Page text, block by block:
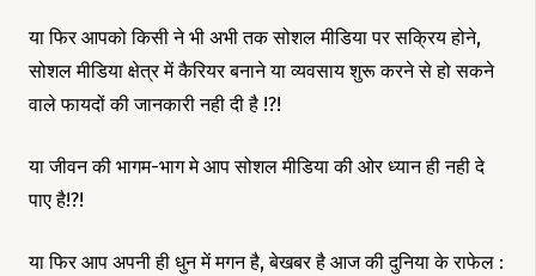
या फिर आपको किसी ने भी अभी तक सोशल मीडिया पर सक्रिय होने,
सोशल मीडिया क्षेत्र में कैरियर बनाने या व्यवसाय शुरू करने से हो सकने
वाले फायदों की जानकारी नही दी है !?!
या जीवन की भागम-भाग मे आप सोशल मीडिया की ओर ध्यान ही नही दे
पाए है!?!
या फिर आप अपनी ही धुन में मगन है, बेखबर है आज की दुनिया के राफेल :